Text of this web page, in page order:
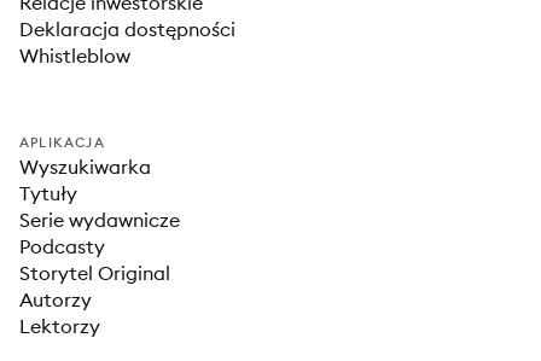
Deklaracja dostępności
Whistleblow
APLIKACJA
Wyszukiwarka
Tytuły
Serie wydawnicze
Podcasty
Storytel Original
Autorzy
Lektorzy